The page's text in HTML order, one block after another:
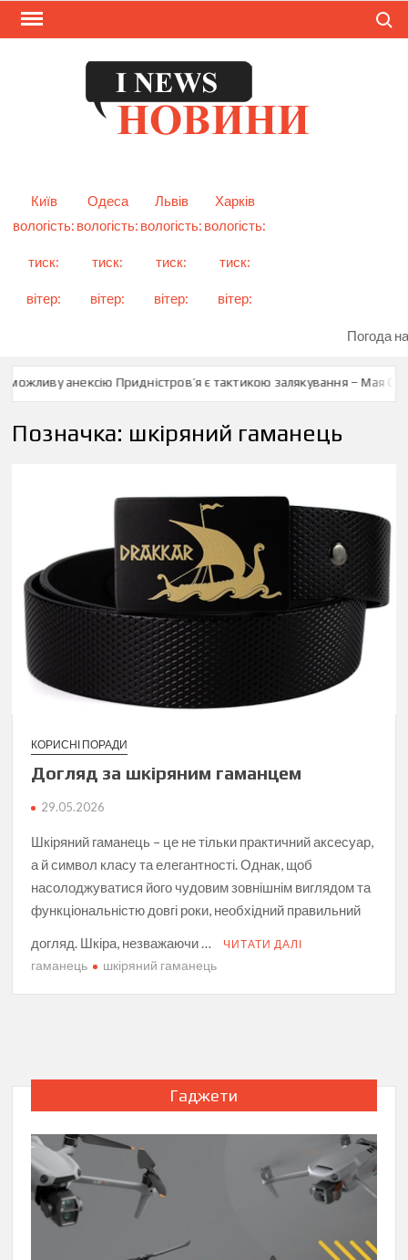
Skip
Київ
Одеса Львів
Харків
вологість:
тиск:
вітер:
вологість:
тиск:
вітер:
вологість:
тиск:
вітер:
вологість:
тиск:
вітер:
Погода
анексію Придністров’я є тактикою залякування – Мая
Позначка: шкіряний гаманець
КОРИСНІ ПОРАДИ
Догляд за шкіряним гаманцем
29.05.2026
Шкіряний гаманець – це не тільки практичний аксесуар,
а й символ класу та елегантності. Однак, щоб
насолоджуватися його чудовим зовнішнім виглядом та
функціональністю довгі роки, необхідний правильний
догляд. Шкіра, незважаючи …
ЧИТАТИ ДАЛІ
гаманець шкіряний гаманець
Гаджети